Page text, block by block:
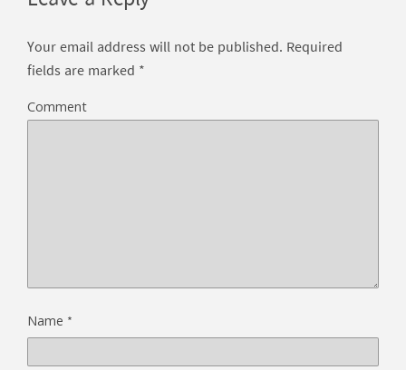
Your email address will not be published. Required
fields are marked *
Comment
Name *